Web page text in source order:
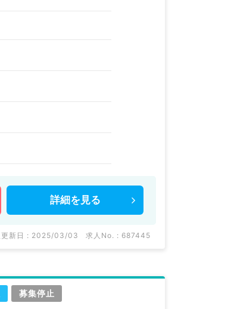
詳細を 見る
更新日 : 2025/03/03 求人No. : 687445
募集停止